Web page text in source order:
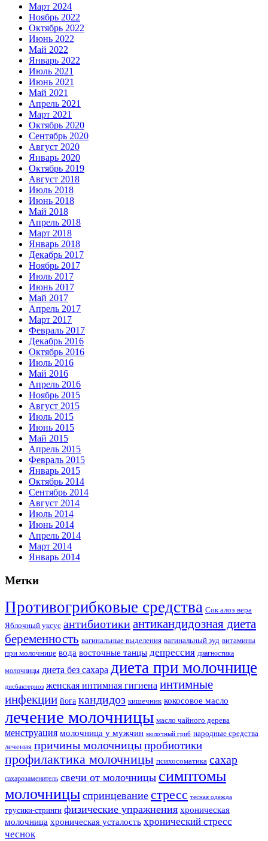
Март 2024
Ноябрь 2022
Октябрь 2022
Июнь 2022
Май 2022
Январь 2022
Июль 2021
Июнь 2021
Май 2021
Апрель 2021
Март 2021
Октябрь 2020
Сентябрь 2020
Август 2020
Январь 2020
Октябрь 2019
Август 2018
Июль 2018
Июнь 2018
Май 2018
Апрель 2018
Март 2018
Январь 2018
Декабрь 2017
Ноябрь 2017
Июль 2017
Июнь 2017
Май 2017
Апрель 2017
Март 2017
Февраль 2017
Декабрь 2016
Октябрь 2016
Июль 2016
Май 2016
Апрель 2016
Ноябрь 2015
Август 2015
Июль 2015
Июнь 2015
Май 2015
Апрель 2015
Февраль 2015
Январь 2015
Октябрь 2014
Сентябрь 2014
Август 2014
Июль 2014
Июнь 2014
Апрель 2014
Март 2014
Январь 2014
Метки
Противогрибковые средства Сок алоэ вера
Яблочный уксус антибиотикиантикандидозная диета
беременность вагинальные выделения вагинальный зуд витамины
при молочнице вода восточные танцы депрессия диагностика
молочницы диета без сахара диета при молочнице
дисбактериоз женская интимная гигиена интимные
инфекции йога кандидоз кишечник кокосовое масло
лечение молочницы масло чайного дерева
менструация молочница у мужчин молочный гриб народные средства
лечения причины молочницыпробиотики
профилактика молочницы психосоматика сахар
сахарозаменитель свечи от молочницы симптомы
молочницы спринцевание стресс тесная одежда
трусики-стринги физические упражнения хроническая
молочница хроническая усталость хронический стресс
чеснок